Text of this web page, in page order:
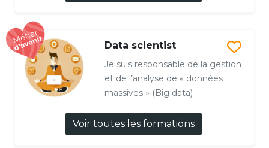
Data scientist
Je suis responsable de la gestion
et de l’analyse de « données
massives » (Big data)
Voir toutes les formations